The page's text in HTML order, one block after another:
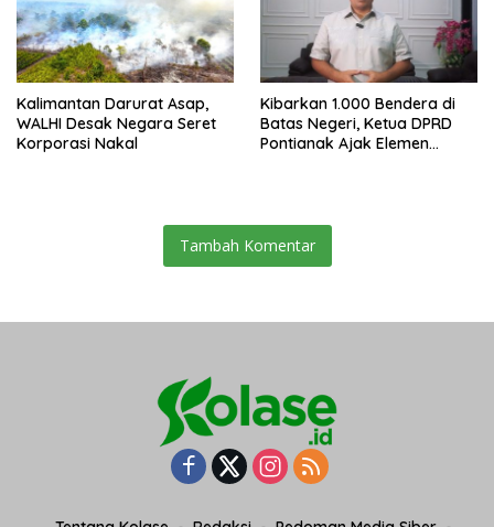
Kalimantan Darurat Asap,
WALHI Desak Negara Seret
Korporasi Nakal
Kibarkan 1.000 Bendera di
Batas Negeri, Ketua DPRD
Pontianak Ajak Elemen
Tambah Komentar